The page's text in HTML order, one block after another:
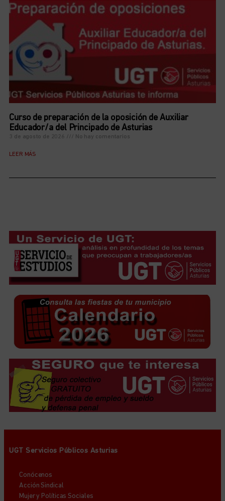
Curso de preparación de la oposición de Auxiliar
Educador/a del Principado de Asturias
3 de agosto de 2026 No hay comentarios
LEER MÁS
UGT Servicios Públicos Asturias
Conócenos
Acción Sindical
Mujer y Políticas Sociales